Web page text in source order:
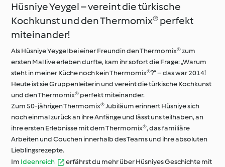
Hüsniye Yeygel – vereint die türkische
Kochkunst und den Thermomix® perfekt
miteinander!
Als Hüsniye Yeygel bei einer Freundin den Thermomix® zum
ersten Mal live erleben durfte, kam ihr sofort die Frage: „Warum
steht in meiner Küche noch kein Thermomix®?“ – das war 2014!
Heute ist sie Gruppenleiterin und vereint die türkische Kochkunst
und den Thermomix® perfekt miteinander.
Zum 50-jährigen Thermomix® Jubiläum erinnert Hüsniye sich
noch einmal zurück an ihre Anfänge und lässt uns teilhaben, an
ihre ersten Erlebnisse mit dem Thermomix®, das familiäre
Arbeiten und Couchen innerhalb des Teams und ihre absoluten
Lieblingsrezepte.
Im Ideenreich
erfährst du mehr über Hüsniyes Geschichte mit